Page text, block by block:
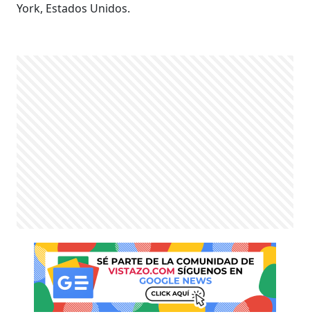
York, Estados Unidos.